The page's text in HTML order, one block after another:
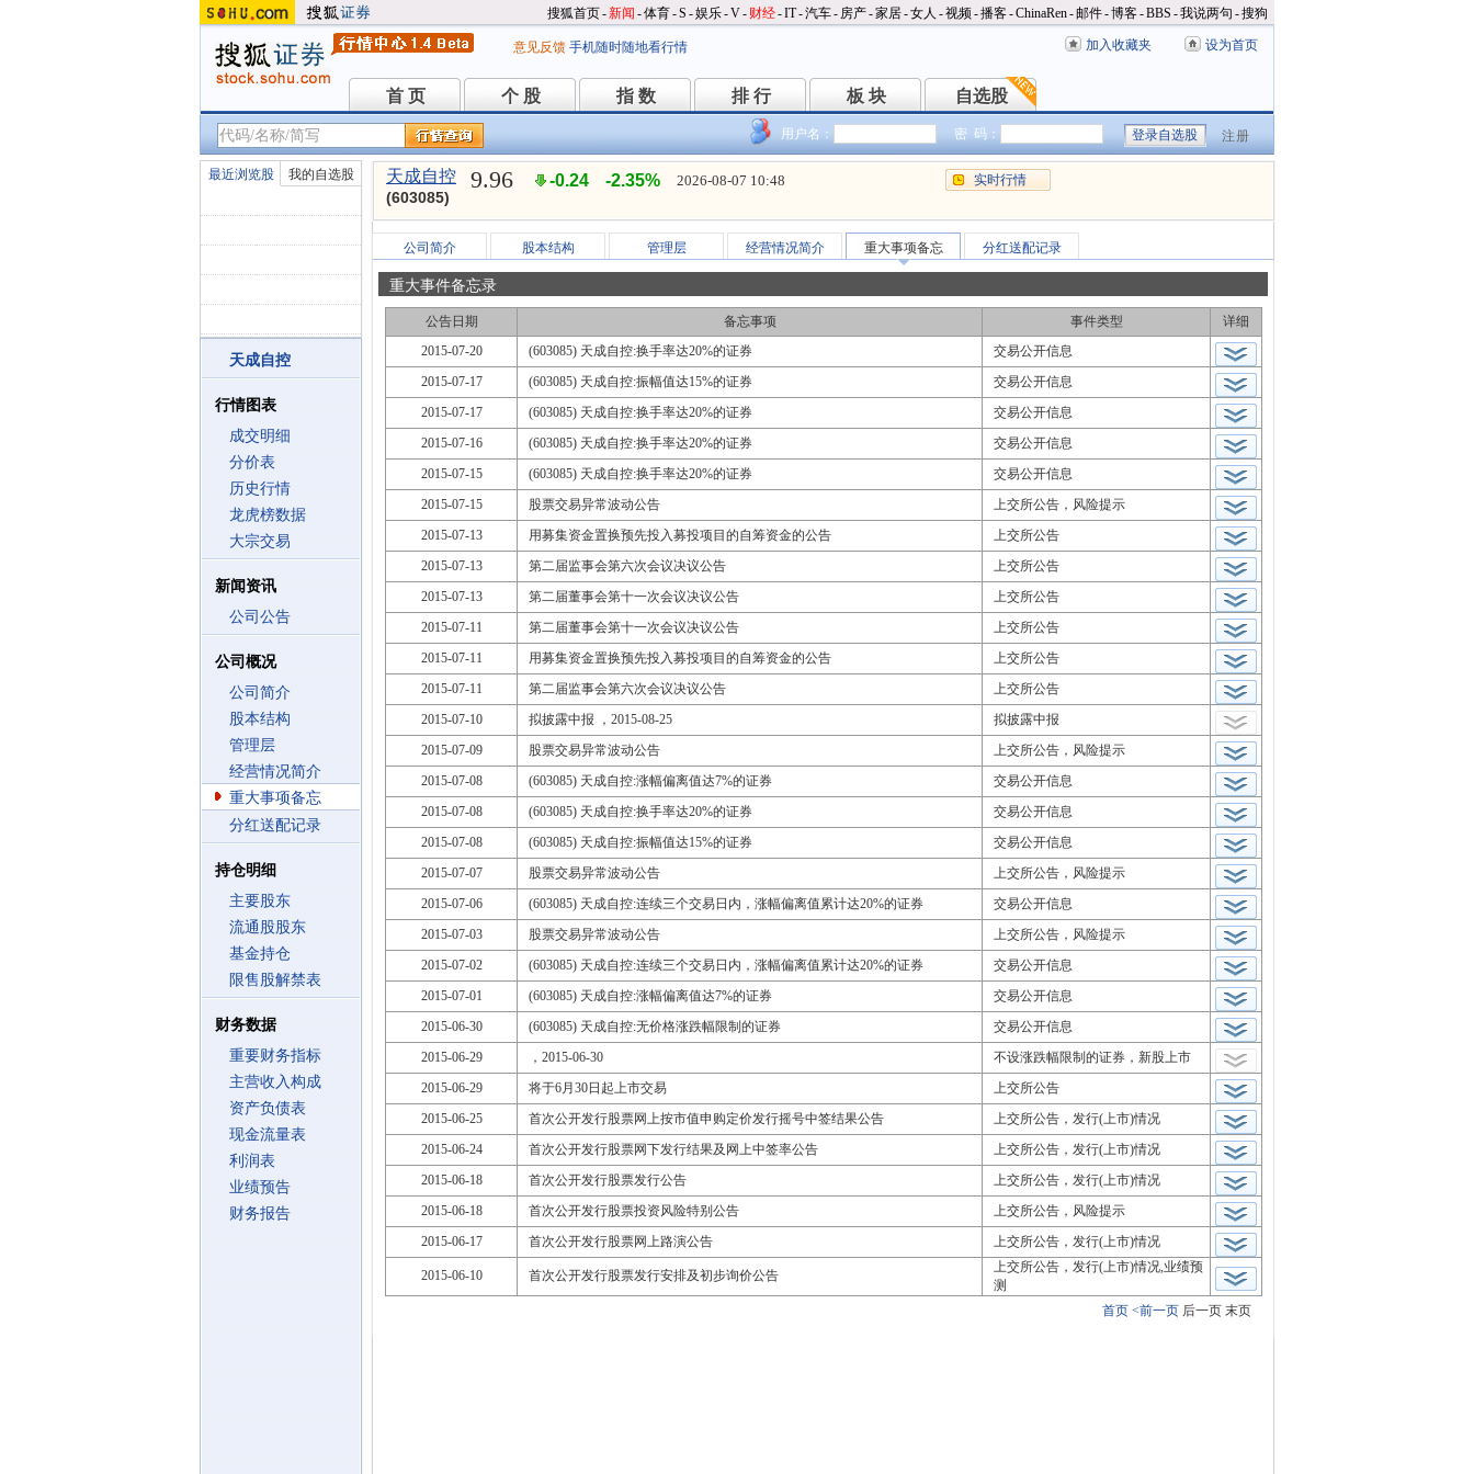
搜狐首页-新闻 -体育-S -娱乐-V- 财经-IT-汽车- 房产-家居-女人 -视频-播客-ChinaRen-邮件-博客-BBS -我说两句 -搜狗
意见反馈 手机随时随地看行情 加入收藏夹 设为首页
首 页
首 页 个 股
个 股 指 数
指 数 排 行
排 行 板 块
板 块 自选股
自选股
用户名： 密 码： 注册
最近浏览股 我的自选股
天成自控
行情图表
成交明细
分价表
历史行情
龙虎榜数据
大宗交易
新闻资讯
公司公告
公司概况
公司简介
股本结构
管理层
经营情况简介
重大事项备忘
分红送配记录
持仓明细
主要股东
流通股股东
基金持仓
限售股解禁表
财务数据
重要财务指标
主营收入构成
资产负债表
现金流量表
利润表
业绩预告
财务报告
天成自控
(603085)
9.96 -0.24 -2.35% 2026-08-07 10:48 实时行情
公司简介 股本结构 管理层 经营情况简介 重大事项备忘 分红送配记录
重大事件备忘录
公告日期 备忘事项 事件类型
详细
2015-07-20
(603085) 天成自控:换手率达20%的证券
交易公开信息
2015-07-17
(603085) 天成自控:振幅值达15%的证券
交易公开信息
2015-07-17
(603085) 天成自控:换手率达20%的证券
交易公开信息
2015-07-16
(603085) 天成自控:换手率达20%的证券
交易公开信息
2015-07-15
(603085) 天成自控:换手率达20%的证券
交易公开信息
2015-07-15
股票交易异常波动公告
上交所公告，风险提示
2015-07-13
用募集资金置换预先投入募投项目的自筹资金的公告
上交所公告
2015-07-13
第二届监事会第六次会议决议公告
上交所公告
2015-07-13
第二届董事会第十一次会议决议公告
上交所公告
2015-07-11
第二届董事会第十一次会议决议公告
上交所公告
2015-07-11
用募集资金置换预先投入募投项目的自筹资金的公告
上交所公告
2015-07-11
第二届监事会第六次会议决议公告
上交所公告
2015-07-10
拟披露中报 ，2015-08-25
拟披露中报
2015-07-09
股票交易异常波动公告
上交所公告，风险提示
2015-07-08
(603085) 天成自控:涨幅偏离值达7%的证券
交易公开信息
2015-07-08
(603085) 天成自控:换手率达20%的证券
交易公开信息
2015-07-08
(603085) 天成自控:振幅值达15%的证券
交易公开信息
2015-07-07
股票交易异常波动公告
上交所公告，风险提示
2015-07-06
(603085) 天成自控:连续三个交易日内，涨幅偏离值累计达20%的证券
交易公开信息
2015-07-03
股票交易异常波动公告
上交所公告，风险提示
2015-07-02
(603085) 天成自控:连续三个交易日内，涨幅偏离值累计达20%的证券
交易公开信息
2015-07-01
(603085) 天成自控:涨幅偏离值达7%的证券
交易公开信息
2015-06-30
(603085) 天成自控:无价格涨跌幅限制的证券
交易公开信息
2015-06-29
，2015-06-30
不设涨跌幅限制的证券，新股上市
2015-06-29
将于6月30日起上市交易
上交所公告
2015-06-25
首次公开发行股票网上按市值申购定价发行摇号中签结果公告
上交所公告，发行(上市)情况
2015-06-24
首次公开发行股票网下发行结果及网上中签率公告
上交所公告，发行(上市)情况
2015-06-18
首次公开发行股票发行公告
上交所公告，发行(上市)情况
2015-06-18
首次公开发行股票投资风险特别公告
上交所公告，风险提示
2015-06-17
首次公开发行股票网上路演公告 上交所公告，发行(上市)情况
2015-06-10 首次公开发行股票发行安排及初步询价公告
上交所公告，发行(上市)情况,业绩预
测
首页 <前一页 后一页 末页